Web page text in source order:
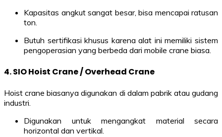
Kapasitas angkut sangat besar, bisa mencapai ratusan
ton.
Butuh sertifikasi khusus karena alat ini memiliki sistem
pengoperasian yang berbeda dari mobile crane biasa.
4.SIO Hoist Crane / Overhead Crane
Hoist crane biasanya digunakan di dalam pabrik atau gudang
industri.
Digunakan untuk mengangkat material secara
horizontal dan vertikal.